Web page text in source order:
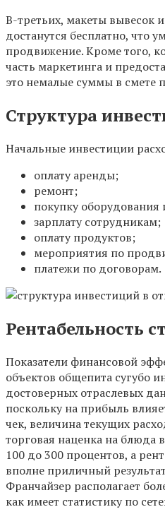
В-третьих, макеты вывесок
достанутся бесплатно, что
продвижение. Кроме того,
часть маркетинга и
это немалые суммы в смете
Структура
Начальные инвестиции
оплату аренды;
ремонт;
покупку оборудования
зарплату сотрудникам;
оплату продуктов;
мероприятия по
платежи по договорам.
Рентабельность
Показатели финансовой
объектов общепита сугубо
достоверных отраслевых
поскольку на прибыль
чек, величина текущих
торговая наценка на блюда
100 до 300 процентов, а
вполне приличный
Франчайзер располагает
как имеет статистику по